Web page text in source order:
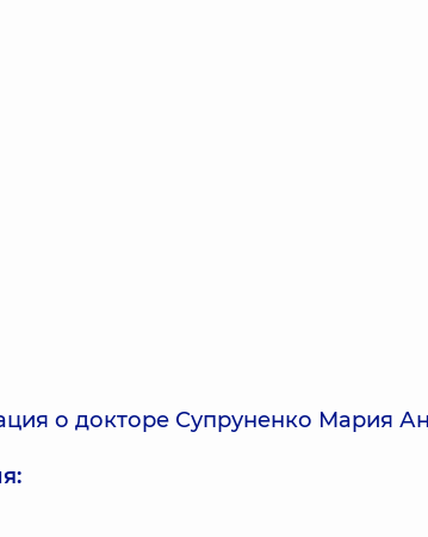
о докторе Супруненко Мария